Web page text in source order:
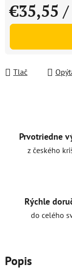
€35,55 /
Jednotková cena:
Tlač
Prvotriedne
z českého
Rýchle
do celého
Popis